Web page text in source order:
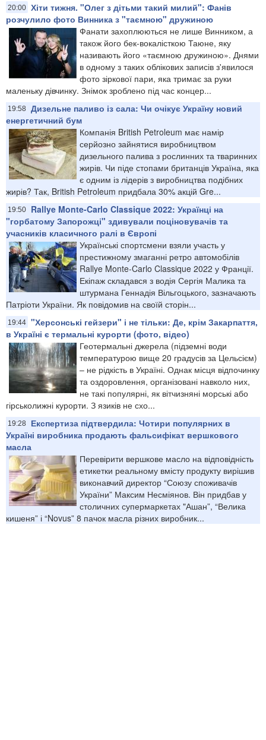
20:00 Хіти тижня. "Олег з дітьми такий милий": Фанів
розчулило фото Винника з "таємною" дружиною
Фанати захоплюються не лише Винником, а
також його бек-вокалісткою Таюне, яку
називають його «таємною дружиною». Днями
в одному з таких облікових записів з'явилося
фото зіркової пари, яка тримає за руки
маленьку дівчинку. Знімок зроблено під час концер...
19:58 Дизельне паливо із сала: Чи очікує Україну новий
енергетичний бум
Компанія British Petroleum має намір
серйозно зайнятися виробництвом
дизельного палива з рослинних та тваринних
жирів. Чи піде стопами британців Україна, яка
є одним із лідерів з виробництва подібних
жирів? Так, British Petroleum придбала 30% акцій Gre...
19:50
Rallye Monte-Carlo Classique 2022: Українці на
"горбатому Запорожці" здивували поціновувачів та
учасників класичного ралі в Європі
Українські спортсмени взяли участь у
престижному змаганні ретро автомобілів
Rallye Monte-Carlo Classique 2022 у Франції.
Екіпаж складався з водія Сергія Малика та
штурмана Геннадія Вільгоцького, зазначають
Патріоти України. Як повідомив на своїй сторін...
19:44 "Херсонські гейзери" і не тільки: Де, крім Закарпаття,
в Україні є термальні курорти (фото, відео)
Геотермальні джерела (підземні води
температурою вище 20 градусів за Цельсієм)
– не рідкість в Україні. Однак місця відпочинку
та оздоровлення, організовані навколо них,
не такі популярні, як вітчизняні морські або
гірськолижні курорти. З язиків не схо...
19:28
Експертиза підтвердила: Чотири популярних в
Україні виробника продають фальсифікат вершкового
масла
Перевірити вершкове масло на відповідність
етикетки реальному вмісту продукту вирішив
виконавчий директор “Союзу споживачів
України” Максим Несміянов. Він придбав у
столичних супермаркетах "Ашан”, “Велика
кишеня” і “Novus” 8 пачок масла різних виробник...